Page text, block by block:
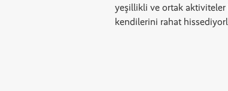
yeşillikli ve ortak
kendilerini rahat